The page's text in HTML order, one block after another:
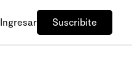
Ingresar Suscribite